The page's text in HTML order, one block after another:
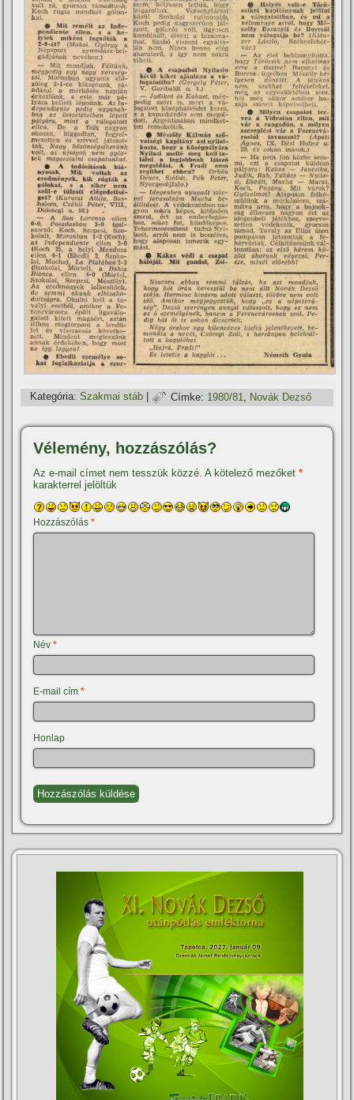
Kategória: Szakmai stáb | Címke: 1980/81 Novák Dezső
Vélemény, hozzászólás?
Az e-mail címet nem tesszük közzé. A kötelező mezőket*
karakterrel jelöltük
Hozzászólás*
Név*
E-mail cím*
Honlap